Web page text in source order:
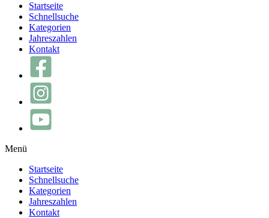
Startseite
Schnellsuche
Kategorien
Jahreszahlen
Kontakt
Menü
Startseite
Schnellsuche
Kategorien
Jahreszahlen
Kontakt